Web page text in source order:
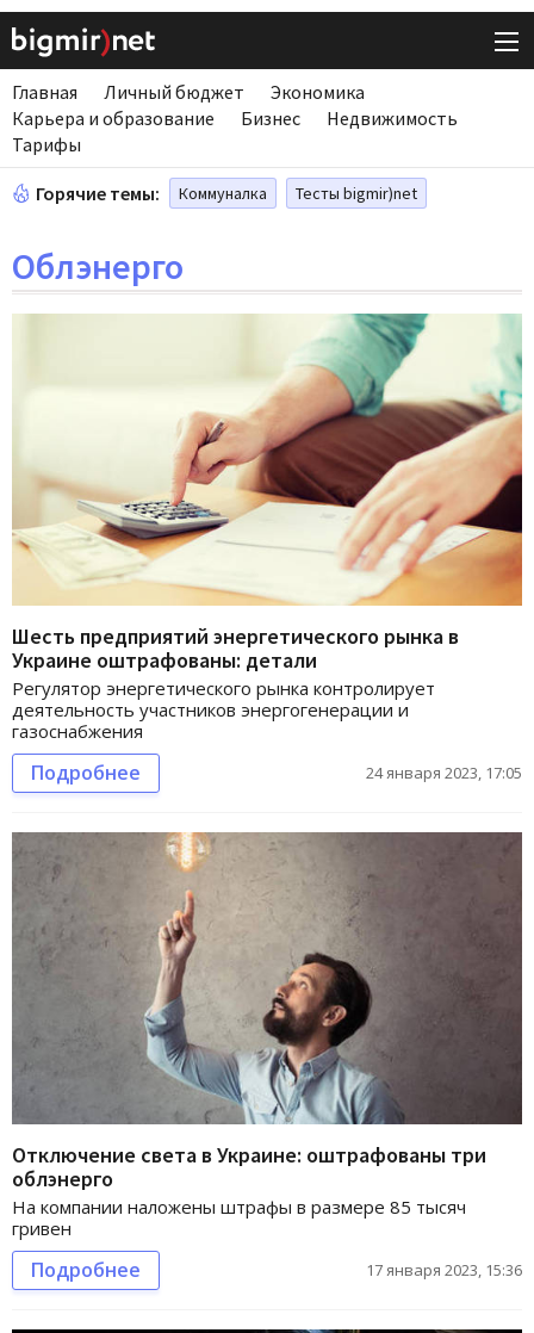
Главная Личный бюджет
Экономика
Карьера и образование
Бизнес
Недвижимость
Тарифы
Горячие темы: Коммуналка Тесты bigmir)net
Облэнерго
Шесть предприятий энергетического рынка в
Украине оштрафованы: детали
Регулятор энергетического рынка контролирует
деятельность участников энергогенерации и
газоснабжения
Подробнее 24 января 2023, 17:05
Отключение света в Украине: оштрафованы три
облэнерго
На компании наложены штрафы в размере 85 тысяч
гривен
Подробнее 17 января 2023, 15:36